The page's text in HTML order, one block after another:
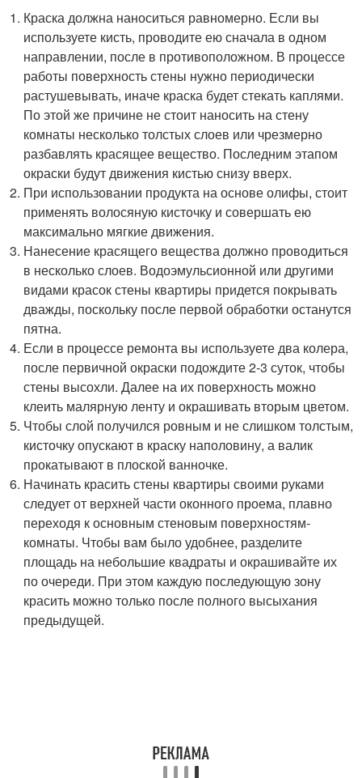
Краска должна наноситься равномерно. Если вы
используете кисть, проводите ею сначала в одном
направлении, после в противоположном. В процессе
работы поверхность стены нужно периодически
растушевывать, иначе краска будет стекать каплями.
По этой же причине не стоит наносить на стену
комнаты несколько толстых слоев или чрезмерно
разбавлять красящее вещество. Последним этапом
окраски будут движения кистью снизу вверх.
При использовании продукта на основе олифы, стоит
применять волосяную кисточку и совершать ею
максимально мягкие движения.
Нанесение красящего вещества должно проводиться
в несколько слоев. Водоэмульсионной или другими
видами красок стены квартиры придется покрывать
дважды, поскольку после первой обработки останутся
пятна.
Если в процессе ремонта вы используете два колера,
после первичной окраски подождите 2-3 суток, чтобы
стены высохли. Далее на их поверхность можно
клеить малярную ленту и окрашивать вторым цветом.
Чтобы слой получился ровным и не слишком толстым,
кисточку опускают в краску наполовину, а валик
прокатывают в плоской ванночке.
Начинать красить стены квартиры своими руками
следует от верхней части оконного проема, плавно
переходя к основным стеновым поверхностям­
комнаты. Чтобы вам было удобнее, разделите
площадь на небольшие квадраты и окрашивайте их
по очереди. При этом каждую последующую зону
красить можно только после полного высыхания
предыдущей.